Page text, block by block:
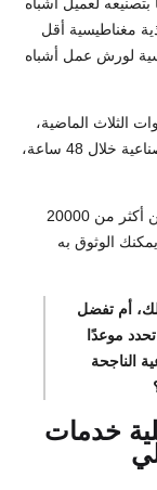
من الفئة 100، مع نفاذية مغناطيسية أقل
لورش عمل أشباه
الثلاث الماضية،
أكملنا 27 طلبًا عاجلاً، مثل تسليم أقواس الأقمار الصناعية خلال 48 ساعة،
هذا ليس دليلاً نظريًا، بل هو حل عملي تم اختياره من أكثر من 20000
الوثوق به
أم تفضل
موعدًا
الناجحة
خدمات